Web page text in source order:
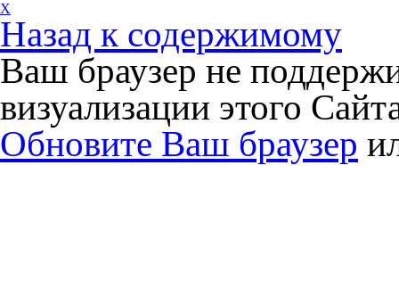
X
Назад к содержимому
Ваш браузер не
визуализации этого
Обновите Ваш браузер